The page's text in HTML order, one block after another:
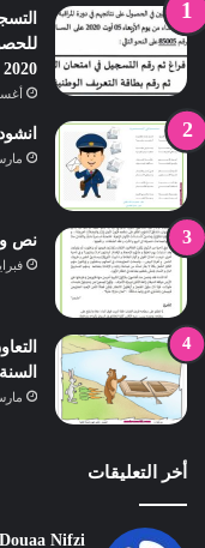
2020
مارس 20,
نص
فبراير 15,
مارس 3,
أخر التعليقات
Douaa Nifzi